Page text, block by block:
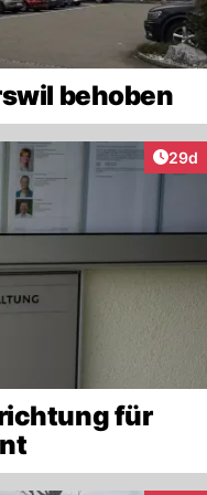
behoben
29d
für